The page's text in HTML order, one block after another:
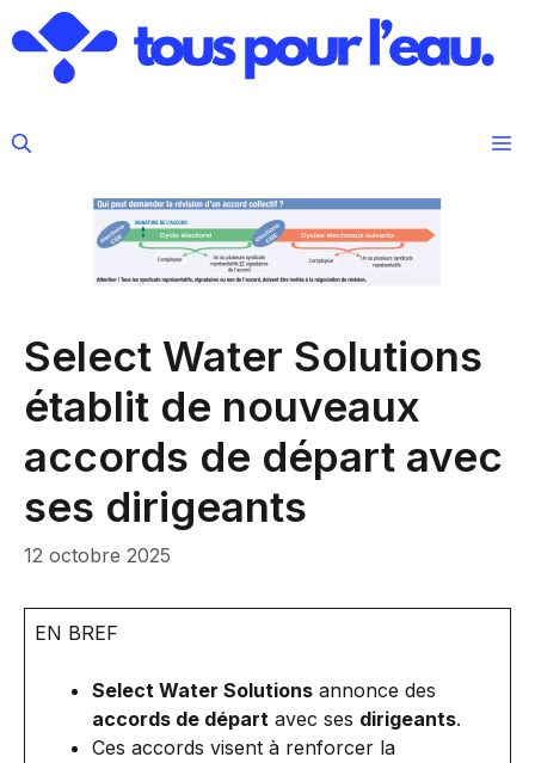
au
contenu
Select Water Solutions
établit de nouveaux
accords de départ avec
ses dirigeants
12 octobre 2025
EN BREF
Select Water Solutions annonce des
accords de départ avec ses dirigeants.
Ces accords visent à renforcer la